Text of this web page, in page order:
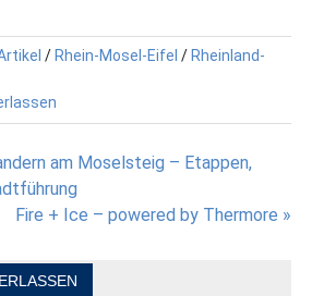
/ Rhein-Mosel-Eifel / Rheinland-
am Moselsteig – Etappen,
Fire + Ice – powered by Thermore »